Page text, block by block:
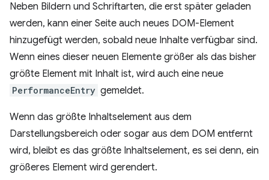
Neben Bildern und Schriftarten, die erst später geladen
werden, kann einer Seite auch neues DOM-Element
hinzugefügt werden, sobald neue Inhalte verfügbar sind.
Wenn eines dieser neuen Elemente größer als das bisher
größte Element mit Inhalt ist, wird auch eine neue
PerformanceEntry gemeldet.
Wenn das größte Inhaltselement aus dem
Darstellungsbereich oder sogar aus dem DOM entfernt
wird, bleibt es das größte Inhaltselement, es sei denn, ein
größeres Element wird gerendert.